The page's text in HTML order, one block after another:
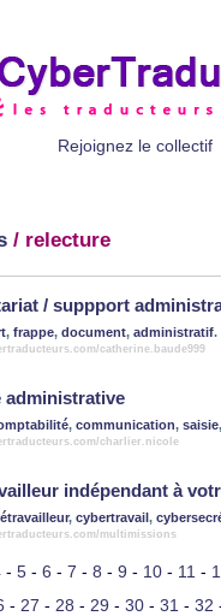
Rejoignez le collectif
/ relecture
/ suppport
, frappe, document, administratif.
catherine.baude999
administrative
, communication, saisie,
charlier.nicole
indépendant à
, cybertravail,
multimissions
- 5 - 6 - 7 - 8 - 9 - 10 - 11 -
- 27 - 28 - 29 - 30 - 31 - 32